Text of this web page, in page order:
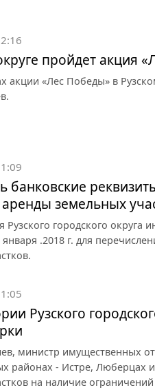
пройдет акция
акции «Лес Победы» в
банковские
земельных
Рузского городского округа
января .2018 г. для
Рузского
министр имущественных
районах - Истре, Люберцах
на наличие